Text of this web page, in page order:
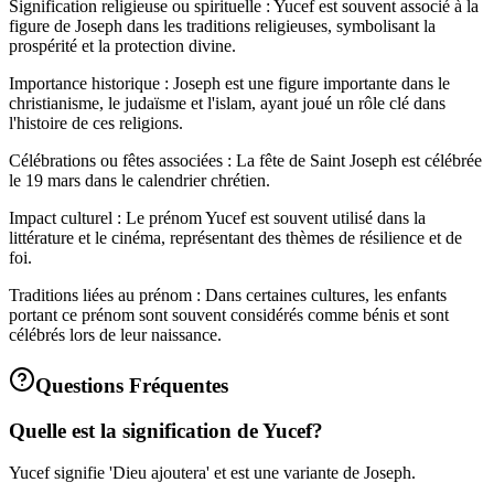
Signification religieuse ou spirituelle : Yucef est souvent associé à la
figure de Joseph dans les traditions religieuses, symbolisant la
prospérité et la protection divine.
Importance historique : Joseph est une figure importante dans le
christianisme, le judaïsme et l'islam, ayant joué un rôle clé dans
l'histoire de ces religions.
Célébrations ou fêtes associées : La fête de Saint Joseph est célébrée
le 19 mars dans le calendrier chrétien.
Impact culturel : Le prénom Yucef est souvent utilisé dans la
littérature et le cinéma, représentant des thèmes de résilience et de
foi.
Traditions liées au prénom : Dans certaines cultures, les enfants
portant ce prénom sont souvent considérés comme bénis et sont
célébrés lors de leur naissance.
Questions Fréquentes
Quelle est la signification de Yucef?
Yucef signifie 'Dieu ajoutera' et est une variante de Joseph.